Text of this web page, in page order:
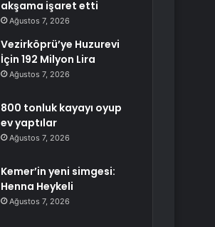
akşama işaret etti
Ağustos 7, 2026
Vezirköprü’ye Huzurevi
İçin 192 Milyon Lira
Ağustos 7, 2026
800 tonluk kayayı oyup
ev yaptılar
Ağustos 7, 2026
Kemer’in yeni simgesi:
Henna Heykeli
Ağustos 7, 2026